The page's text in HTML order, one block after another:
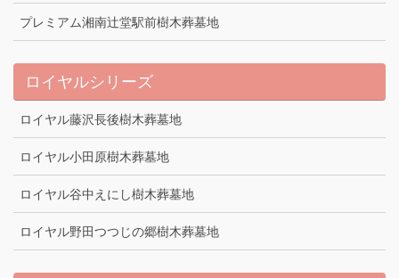
プレミアム湘南辻堂駅前樹木葬墓地
ロイヤルシリーズ
ロイヤル藤沢長後樹木葬墓地
ロイヤル小田原樹木葬墓地
ロイヤル谷中えにし樹木葬墓地
ロイヤル野田つつじの郷樹木葬墓地